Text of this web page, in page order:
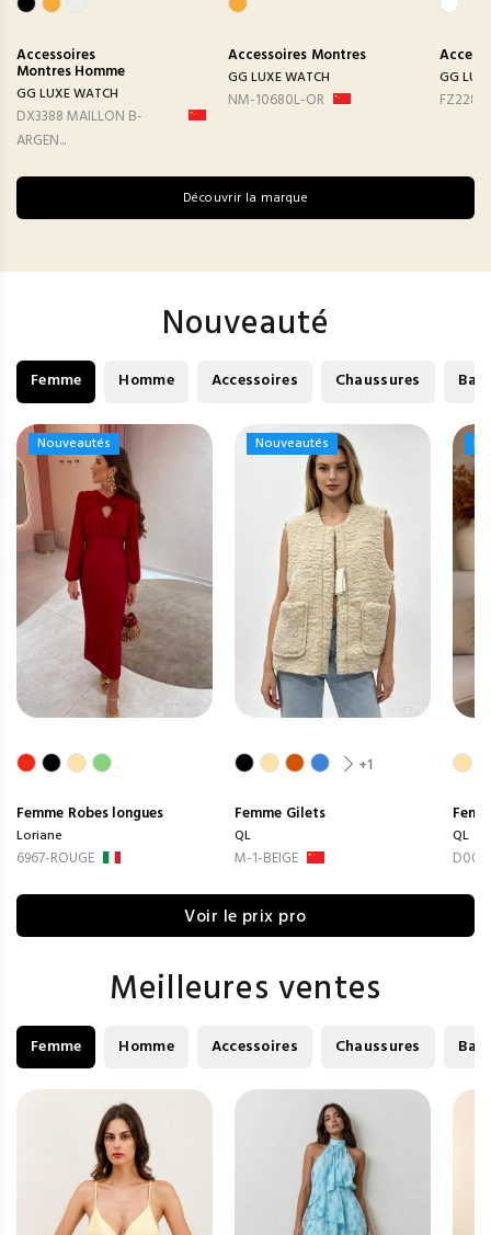
Accessoires
Montres Homme
GG LUXE WATCH
DX3388 MAILLON B-
ARGEN...
Accessoires Montres
GG LUXE WATCH
NM-10680L-OR
GG
FZ2282
Découvrir la marque
Nouveauté
Femme Homme Accessoires Chaussures
Nouveautés
Nouveautés
Femme Robes longues
Loriane
6967-ROUGE
Nouveautés
Nouveautés
+1
Femme Gilets
QL
M-1-BEIGE
QL
Voir le prix pro
Meilleures ventes
Femme Homme Accessoires Chaussures